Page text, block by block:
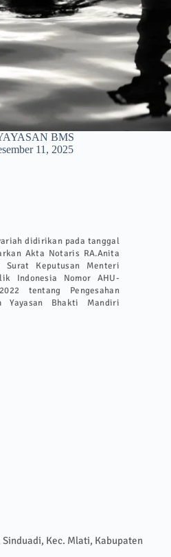
BMS
11, 2025
didirikan pada tanggal
Akta Notaris RA.Anita
Keputusan Menteri
Indonesia Nomor AHU-
2022 tentang Pengesahan
Yayasan Bhakti Mandiri
Kec. Mlati, Kabupaten